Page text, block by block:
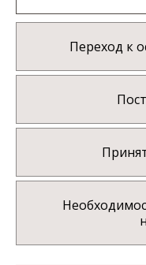
Переход к